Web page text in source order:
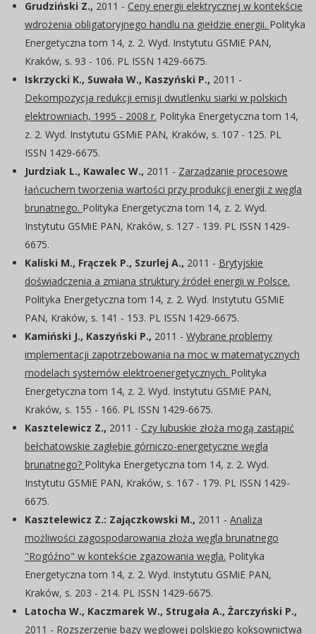
Grudziński Z., 2011 - Ceny energii elektrycznej w kontekście
wdrożenia obligatoryjnego handlu na giełdzie energii. Polityka
Energetyczna tom 14, z. 2. Wyd. Instytutu GSMiE PAN,
Kraków, s. 93 - 106. PL ISSN 1429-6675.
Iskrzycki K., Suwała W., Kaszyński P., 2011 -
Dekompozycja redukcji emisji dwutlenku siarki w polskich
elektrowniach, 1995 - 2008 r. Polityka Energetyczna tom 14,
z. 2. Wyd. Instytutu GSMiE PAN, Kraków, s. 107 - 125. PL
ISSN 1429-6675.
Jurdziak L., Kawalec W., 2011 - Zarządzanie procesowe
łańcuchem tworzenia wartości przy produkcji energii z węgla
brunatnego. Polityka Energetyczna tom 14, z. 2. Wyd.
Instytutu GSMiE PAN, Kraków, s. 127 - 139. PL ISSN 1429-
6675.
Kaliski M., Frączek P., Szurlej A., 2011 - Brytyjskie
doświadczenia a zmiana struktury źródeł energii w Polsce.
Polityka Energetyczna tom 14, z. 2. Wyd. Instytutu GSMiE
PAN, Kraków, s. 141 - 153. PL ISSN 1429-6675.
Kamiński J., Kaszyński P., 2011 - Wybrane problemy
implementacji zapotrzebowania na moc w matematycznych
modelach systemów elektroenergetycznych. Polityka
Energetyczna tom 14, z. 2. Wyd. Instytutu GSMiE PAN,
Kraków, s. 155 - 166. PL ISSN 1429-6675.
Kasztelewicz Z., 2011 - Czy lubuskie złoża mogą zastąpić
bełchatowskie zagłębie górniczo-energetyczne węgla
brunatnego? Polityka Energetyczna tom 14, z. 2. Wyd.
Instytutu GSMiE PAN, Kraków, s. 167 - 179. PL ISSN 1429-
6675.
Kasztelewicz Z.: Zajączkowski M., 2011 - Analiza
możliwości zagospodarowania złoża węgla brunatnego
"Rogóźno" w kontekście zgazowania węgla. Polityka
Energetyczna tom 14, z. 2. Wyd. Instytutu GSMiE PAN,
Kraków, s. 203 - 214. PL ISSN 1429-6675.
Latocha W., Kaczmarek W., Strugała A., Żarczyński P.,
2011 - Rozszerzenie bazy węglowej polskiego koksownictwa